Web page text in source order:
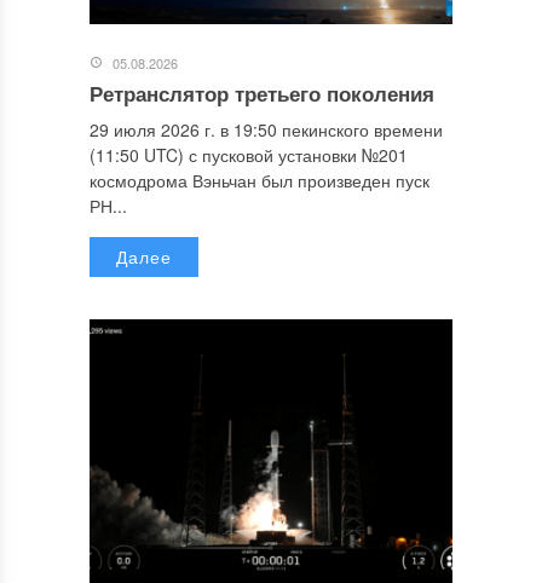
05.08.2026
Ретранслятор третьего поколения
29 июля 2026 г. в 19:50 пекинского времени
(11:50 UTC) с пусковой установки №201
космодрома Вэньчан был произведен пуск
РН...
Далее